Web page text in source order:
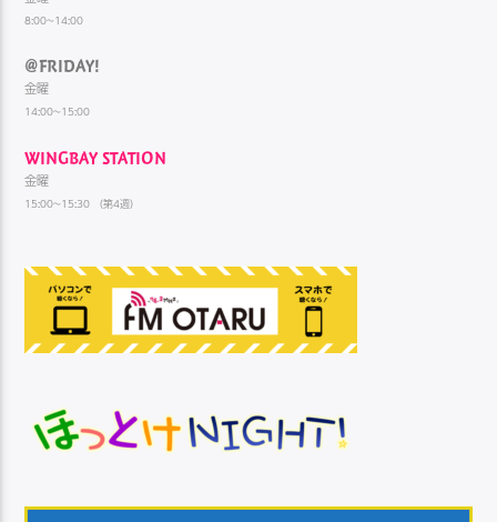
8:00~14:00
@FRIDAY!
金曜
14:00~15:00
WINGBAY STATION
金曜
15:00~15:30 （第4週）